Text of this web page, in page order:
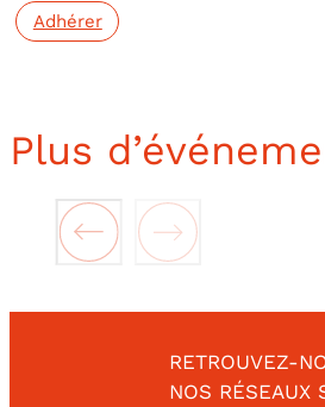
Adhérer
Plus
RETROUVEZ-
NOS RÉSEAUX